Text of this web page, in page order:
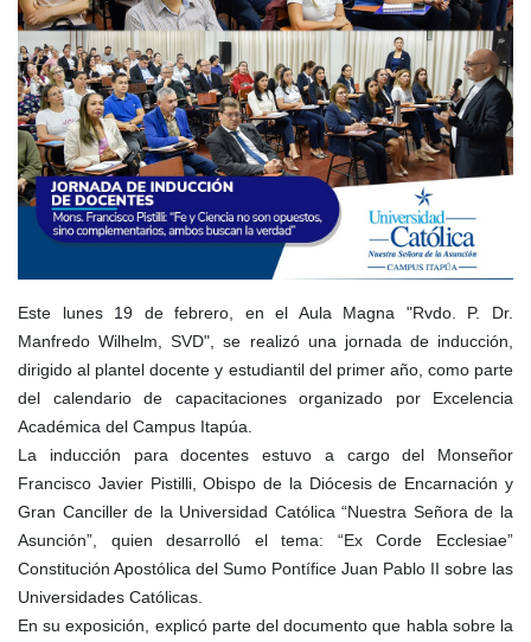
Este lunes 19 de febrero, en el Aula Magna "Rvdo. P. Dr.
Manfredo Wilhelm, SVD", se realizó una jornada de inducción,
dirigido al plantel docente y estudiantil del primer año, como parte
del calendario de capacitaciones organizado por Excelencia
Académica del Campus Itapúa.
La inducción para docentes estuvo a cargo del Monseñor
Francisco Javier Pistilli, Obispo de la Diócesis de Encarnación y
Gran Canciller de la Universidad Católica “Nuestra Señora de la
Asunción”, quien desarrolló el tema: “Ex Corde Ecclesiae”
Constitución Apostólica del Sumo Pontífice Juan Pablo II sobre las
Universidades Católicas.
En su exposición, explicó parte del documento que habla sobre la